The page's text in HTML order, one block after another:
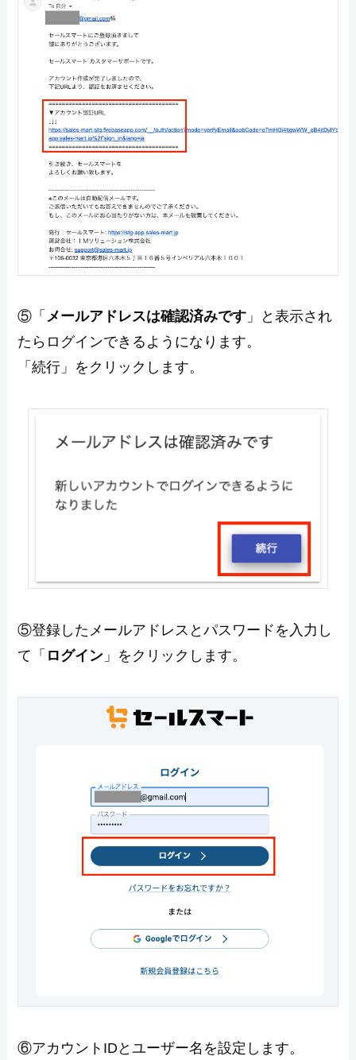
⑤「 メールアドレスは確認済みです 」と表示され
たらログインできるようになります。
「続行」をクリックします。
⑤登録したメールアドレスとパスワードを入力し
て「 ログイン 」をクリックします。
⑥アカウントIDとユーザー名を設定します。